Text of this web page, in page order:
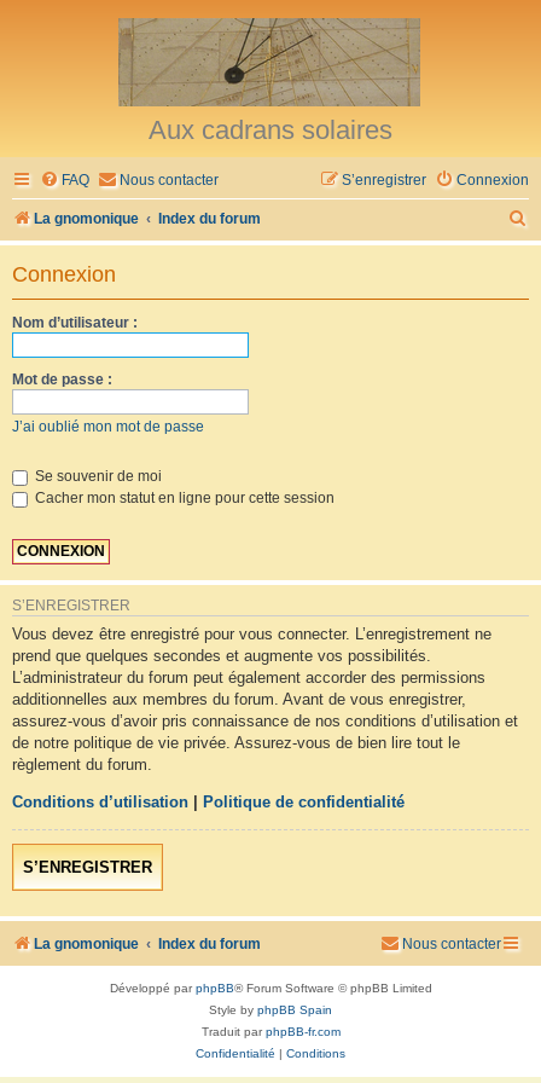
Aux cadrans solaires
FAQ Nous contacter Connexion
S’enregistrer
La gnomonique Index du forum
e
Connexion
Nom d’utilisateur :
Mot de passe :
J’ai oublié mon mot de passe
Se souvenir de moi
Cacher mon statut en ligne pour cette session
S’ENREGISTRER
Vous devez être enregistré pour vous connecter. L’enregistrement ne
prend que quelques secondes et augmente vos possibilités.
L’administrateur du forum peut également accorder des permissions
additionnelles aux membres du forum. Avant de vous enregistrer,
assurez-vous d’avoir pris connaissance de nos conditions d’utilisation et
de notre politique de vie privée. Assurez-vous de bien lire tout le
règlement du forum.
Conditions d’utilisation Politique de confidentialité
S’ENREGISTRER
La gnomonique Index du forum Nous contacter
Développé parphpBB® Forum Software © phpBB Limited
Style by phpBB Spain
Traduit parphpBB-fr.com
Confidentialité
Conditions